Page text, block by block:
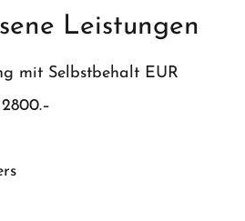
Leistungen
mit Selbstbehalt EUR